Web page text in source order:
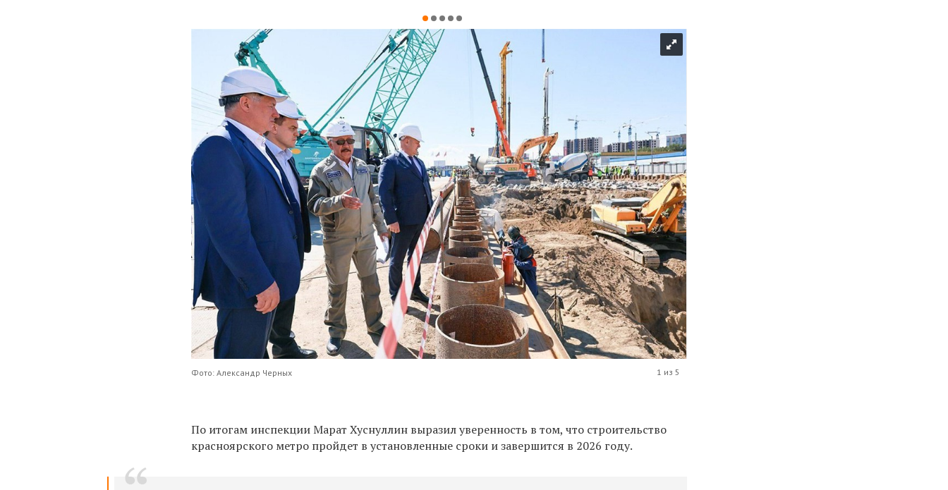
Фото: Александр Черных 1 из 5
По итогам инспекции Марат Хуснуллин выразил уверенность в том, что строительство
красноярского метро пройдет в установленные сроки и завершится в 2026 году.